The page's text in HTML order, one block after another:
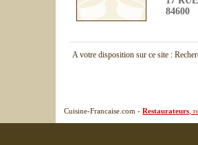
84600
A votre disposition sur ce site :
Cuisine-Francaise.com - Restaurateurs ,